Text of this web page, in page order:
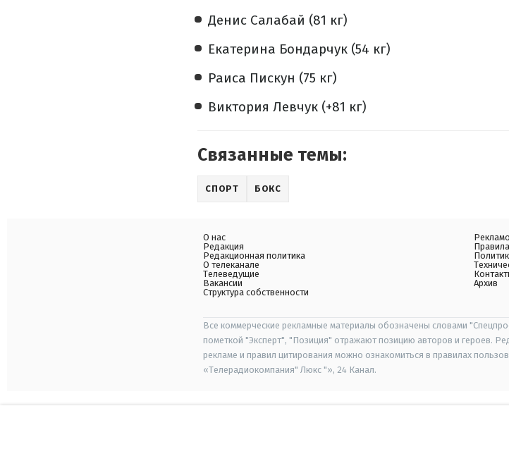
Денис Салабай (81 кг)
Екатерина Бондарчук (54 кг)
Раиса Пискун (75 кг)
Виктория Левчук (+81 кг)
Связанные темы:
СПОРТ БОКС
О нас
Редакция
Редакционная политика
О телеканале
Телеведущие
Вакансии
Структура собственности
Архив
Все коммерческие рекламные материалы обозначены словами
пометкой "Эксперт", "Позиция" отражают позицию авторов и героев.
рекламе и правил цитирования можно ознакомиться в правилах
«Телерадиокомпания" Люкс "», 24 Канал.